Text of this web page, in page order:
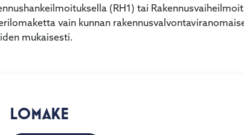
(RH1) tai
vain kunnan
mukaisesti.
LOMAKE